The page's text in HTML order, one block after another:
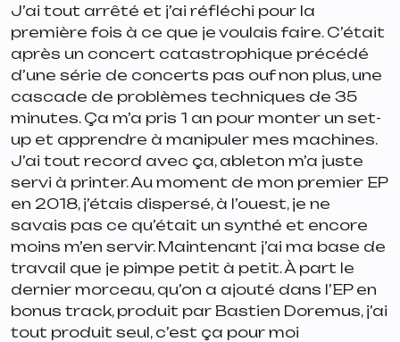
J’ai tout arrêté et j’ai réfléchi pour la
première fois à ce que je voulais faire. C’était
après un concert catastrophique précédé
d’une série de concerts pas ouf non plus, une
cascade de problèmes techniques de 35
minutes. Ça m’a pris 1 an pour monter un set-
up et apprendre à manipuler mes machines.
J’ai tout record avec ça, ableton m’a juste
servi à printer. Au moment de mon premier EP
en 2018, j’étais dispersé, à l’ouest, je ne
savais pas ce qu’était un synthé et encore
moins m’en servir. Maintenant j’ai ma base de
travail que je pimpe petit à petit. À part le
dernier morceau, qu’on a ajouté dans l’EP en
bonus track, produit par Bastien Doremus, j’ai
tout produit seul, c’est ça pour moi